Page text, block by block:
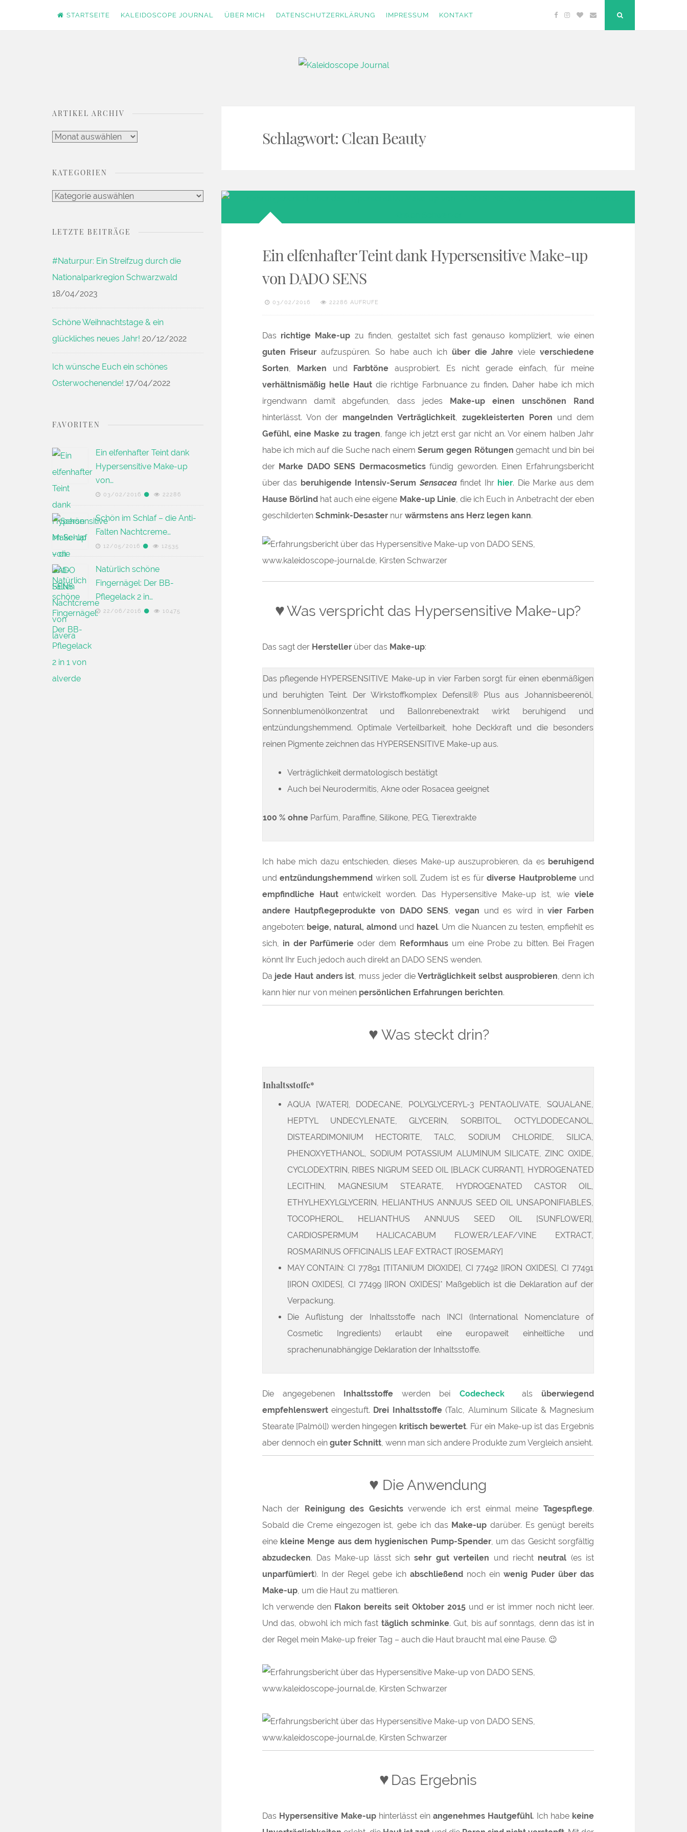
STARTSEITE KALEIDOSCOPE JOURNAL ÜBER MICH DATENSCHUTZERKLÄRUNG IMPRESSUM KONTAKT FacebookInstagram
Bloglovin
Email
Schlagwort: Clean Beauty
Ein elfenhafter Teint dank Hypersensitive Make-up
von DADO SENS
03/02/2016 22286 AUFRUFE
Das richtige Make-up zu finden, gestaltet sich fast genauso kompliziert, wie einen
guten Friseur aufzuspüren. So habe auch ich über die Jahre vieleverschiedene
Sorten, Marken und Farbtöne ausprobiert. Es nicht gerade einfach, für meine
verhältnismäßig helle Hautdie richtige Farbnuance zu finden. Daher habe ich mich
irgendwann damit abgefunden, dass jedes Make-up einen unschönen Rand
hinterlässt. Von der mangelnden Verträglichkeit,zugekleisterten Poren und dem
Gefühl, eine Maske zu tragen, fange ich jetzt erst gar nicht an. Vor einem halben Jahr
habe ich mich auf die Suche nach einemSerum gegen Rötungen gemacht und bin bei
der Marke DADO SENS Dermacosmeticsfündig geworden. Einen Erfahrungsbericht
über das beruhigende Intensiv-Serum Sensacea findet Ihr hier. Die Marke aus dem
Hause Börlindhat auch eine eigene Make-up Linie, die ich Euch in Anbetracht der eben
geschilderten Schmink-Desasternur wärmstens ans Herz legen kann.
♥Was verspricht das Hypersensitive Make-up?
Das sagt der Herstellerüber das Make-up:
Das pflegende HYPERSENSITIVE Make-up in vier Farben sorgt für einen ebenmäßigen
und beruhigten Teint. Der Wirkstoffkomplex Defensil® Plus aus Johannisbeerenöl,
Sonnenblumenölkonzentrat und Ballonrebenextrakt wirkt beruhigend und
entzündungshemmend. Optimale Verteilbarkeit, hohe Deckkraft und die besonders
reinen Pigmente zeichnen das HYPERSENSITIVE Make-up aus.
Verträglichkeit dermatologisch bestätigt
Auch bei Neurodermitis, Akne oder Rosacea geeignet
100 % ohneParfüm, Paraffine, Silikone, PEG, Tierextrakte
Ich habe mich dazu entschieden, dieses Make-up auszuprobieren, da es beruhigend
undentzündungshemmend wirken soll. Zudem ist es fürdiverse Hautproblemeund
empfindliche Hautentwickelt worden. Das Hypersensitive Make-up ist, wieviele
andere Hautpflegeprodukte von DADO SENS, vegan und es wird invier Farben
angeboten: beige, natural, almond und hazel. Um die Nuancen zu testen, empfiehlt es
sich, in der Parfümerie oder dem Reformhaus um eine Probe zu bitten. Bei Fragen
könnt Ihr Euch jedoch auch direkt an DADO SENS wenden.
Da jede Haut anders ist, muss jeder dieVerträglichkeit selbst ausprobieren, denn ich
kann hier nur von meinen persönlichen Erfahrungen berichten.
♥ Was steckt drin?
Inhaltsstoffe*
AQUA [WATER], DODECANE, POLYGLYCERYL-3 PENTAOLIVATE, SQUALANE,
HEPTYL UNDECYLENATE, GLYCERIN, SORBITOL, OCTYLDODECANOL,
DISTEARDIMONIUM HECTORITE, TALC, SODIUM CHLORIDE, SILICA,
PHENOXYETHANOL, SODIUM POTASSIUM ALUMINUM SILICATE, ZINC OXIDE,
CYCLODEXTRIN, RIBES NIGRUM SEED OIL [BLACK CURRANT], HYDROGENATED
LECITHIN, MAGNESIUM STEARATE, HYDROGENATED CASTOR OIL,
ETHYLHEXYLGLYCERIN, HELIANTHUS ANNUUS SEED OIL UNSAPONIFIABLES,
TOCOPHEROL, HELIANTHUS ANNUUS SEED OIL [SUNFLOWER],
CARDIOSPERMUM HALICACABUM FLOWER/LEAF/VINE EXTRACT,
ROSMARINUS OFFICINALIS LEAF EXTRACT [ROSEMARY]
MAY CONTAIN: CI 77891 [TITANIUM DIOXIDE], CI 77492 [IRON OXIDES], CI 77491
[IRON OXIDES], CI 77499 [IRON OXIDES]* Maßgeblich ist die Deklaration auf der
Verpackung.
Die Auflistung der Inhaltsstoffe nach INCI (International Nomenclature of
Cosmetic Ingredients) erlaubt eine europaweit einheitliche und
sprachenunabhängige Deklaration der Inhaltsstoffe.
Die angegebenen Inhaltsstoffewerden bei Codecheck als überwiegend
empfehlenswerteingestuft. Drei Inhaltsstoffe(Talc, Aluminum Silicate & Magnesium
Stearate [Palmöl]) werden hingegen kritisch bewertet. Für ein Make-up ist das Ergebnis
aber dennoch ein guter Schnitt, wenn man sich andere Produkte zum Vergleich ansieht.
♥ Die Anwendung
Nach der Reinigung des Gesichtsverwende ich erst einmal meine Tagespflege.
Sobald die Creme eingezogen ist, gebe ich das Make-up darüber. Es genügt bereits
eine kleine Menge aus dem hygienischen Pump-Spender, um das Gesicht sorgfältig
abzudecken. Das Make-up lässt sichsehr gut verteilen und riecht neutral (es ist
unparfümiert). In der Regel gebe ich abschließend noch einwenig Puder über das
Make-up, um die Haut zu mattieren.
Ich verwende den Flakon bereits seit Oktober 2015und er ist immer noch nicht leer.
Und das, obwohl ich mich fast täglich schminke. Gut, bis auf sonntags, denn das ist in
der Regel mein Make-up freier Tag – auch die Haut braucht mal eine Pause. 😉
♥ Das Ergebnis
Das Hypersensitive Make-uphinterlässt ein angenehmes Hautgefühl. Ich habe keine
ARTIKEL ARCHIV
Artikel
KATEGORIEN
Kategorien
LETZTE BEITRÄGE
#Naturpur: Ein Streifzug durch die
Nationalparkregion Schwarzwald
18/04/2023
Schöne Weihnachtstage & ein
glückliches neues Jahr! 20/12/2022
Ich wünsche Euch ein schönes
Osterwochenende! 17/04/2022
FAVORITEN
Ein elfenhafter Teint dank
Hypersensitive Make-up
von…
03/02/2016 22286
Schön im Schlaf – die Anti-
Falten Nachtcreme…
12/05/2016 12535
Natürlich schöne
Fingernägel: Der BB-
Pflegelack 2 in…
22/06/2016 10475